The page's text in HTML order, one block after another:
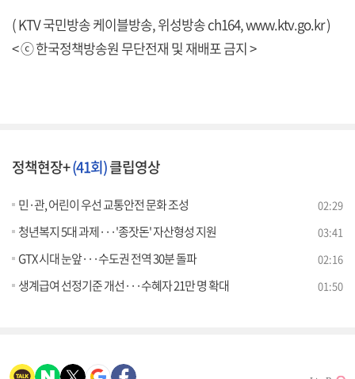
( KTV 국민방송 케이블방송, 위성방송 ch164,www.ktv.go.kr)
< ⓒ 한국정책방송원 무단전재 및 재배포 금지 >
정책현장+(41회)클립영상
민·관, 어린이 우선 교통안전 문화 조성 02:29
청년복지 5대 과제···'종잣돈' 자산형성 지원 03:41
GTX 시대 눈앞···수도권 전역 30분 돌파 02:16
생계급여 선정기준 개선···수혜자 21만 명 확대 01:50